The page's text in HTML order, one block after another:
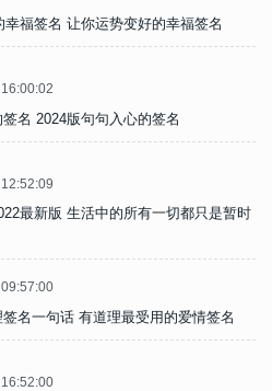
福签名 让你运势变好的幸福签名
名 2024版句句入心的签名
最新版 生活中的所有一切都只是暂时
名一句话 有道理最受用的爱情签名